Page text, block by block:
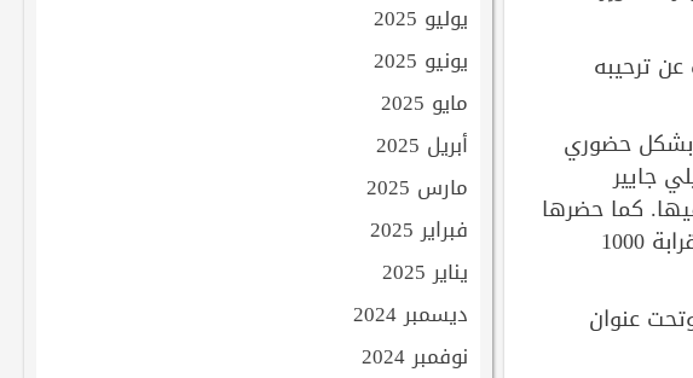
ترحيبه
الصينية بكين بشكل حضوري
جايير
كما حضرها
وزراء الاقتصاد والتجارة لدول البريكس وسفراؤها لدى الصين وممثلو قطاع الأعمال وغيرهم من قرابة 1000
23 و24 من يونيو الجاري، وتحت عنوان
يوليو 2025
يونيو 2025
مايو 2025
أبريل 2025
مارس 2025
فبراير 2025
يناير 2025
ديسمبر 2024
نوفمبر 2024